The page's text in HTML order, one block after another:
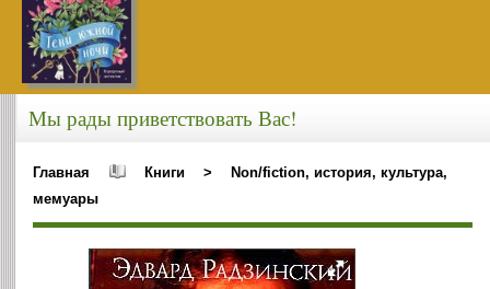
Мы рады приветствовать Вас!
Главная Книги >
Non/fiction, история, культура,
мемуары